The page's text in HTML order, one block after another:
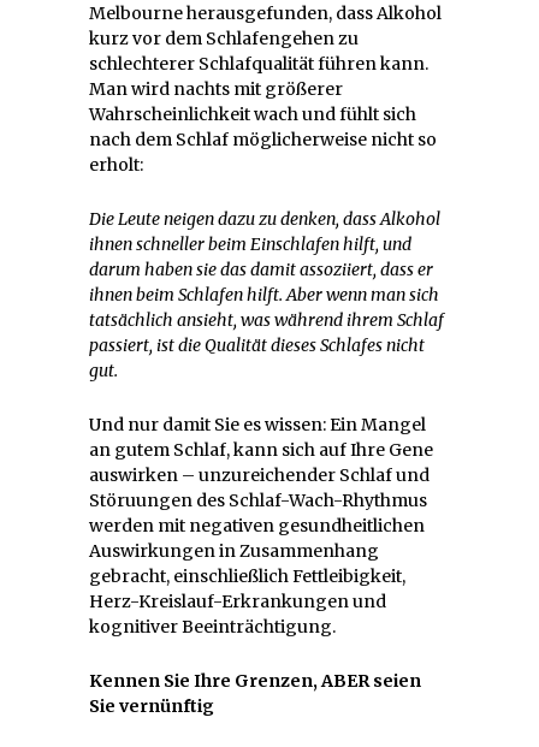
Melbourne herausgefunden, dass Alkohol
kurz vor dem Schlafengehen zu
schlechterer Schlafqualität führen kann.
Man wird nachts mit größerer
Wahrscheinlichkeit wach und fühlt sich
nach dem Schlaf möglicherweise nicht so
erholt:
Die Leute neigen dazu zu denken, dass Alkohol
ihnen schneller beim Einschlafen hilft, und
darum haben sie das damit assoziiert, dass er
ihnen beim Schlafen hilft. Aber wenn man sich
tatsächlich ansieht, was während ihrem Schlaf
passiert, ist die Qualität dieses Schlafes nicht
gut.
Und nur damit Sie es wissen: Ein Mangel
an gutem Schlaf, kann sich auf Ihre Gene
auswirken – unzureichender Schlaf und
Störuungen des Schlaf-Wach-Rhythmus
werden mit negativen gesundheitlichen
Auswirkungen in Zusammenhang
gebracht, einschließlich Fettleibigkeit,
Herz-Kreislauf-Erkrankungen und
kognitiver Beeinträchtigung.
Kennen Sie Ihre Grenzen, ABER seien
Sie vernünftig